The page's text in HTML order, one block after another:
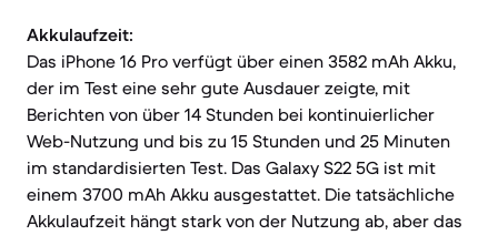
Akkulaufzeit:
Das iPhone 16 Pro verfügt über einen 3582 mAh Akku,
der im Test eine sehr gute Ausdauer zeigte, mit
Berichten von über 14 Stunden bei kontinuierlicher
Web-Nutzung und bis zu 15 Stunden und 25 Minuten
im standardisierten Test. Das Galaxy S22 5G ist mit
einem 3700 mAh Akku ausgestattet. Die tatsächliche
Akkulaufzeit hängt stark von der Nutzung ab, aber das